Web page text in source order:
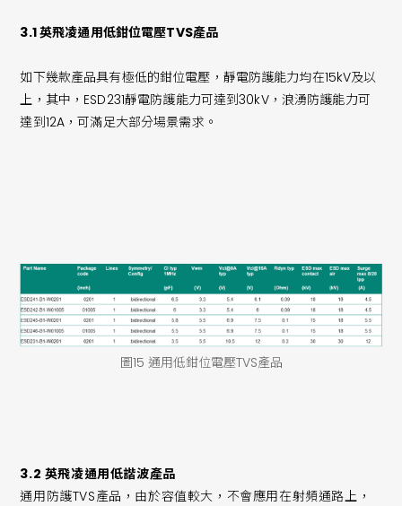
圖15 通用低鉗位電壓TVS產品
3.1 英飛凌通用低鉗位電壓TVS產品
如下幾款產品具有極低的鉗位電壓，靜電防護能力均在15kV及以
上，其中，ESD231靜電防護能力可達到30kV，浪湧防護能力可
達到12A，可滿足大部分場景需求。
3.2 英飛凌通用低諧波產品
通用防護TVS產品，由於容值較大，不會應用在射頻通路上，